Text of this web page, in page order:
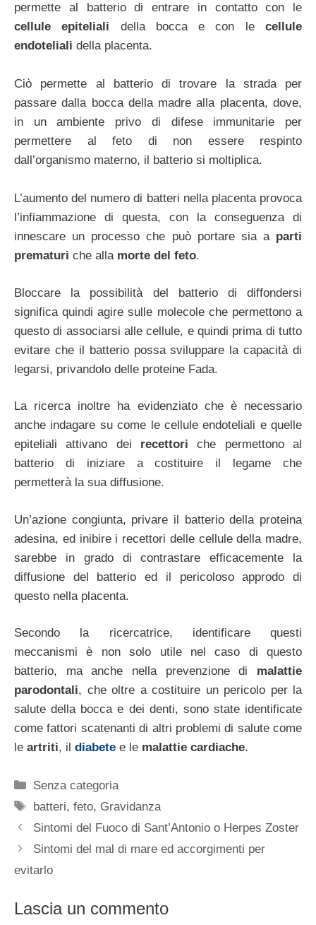
permette al batterio di entrare in contatto con le
cellule epiteliali della bocca e con lecellule
endoteliali della placenta.
Ciò permette al batterio di trovare la strada per
passare dalla bocca della madre alla placenta, dove,
in un ambiente privo di difese immunitarie per
permettere al feto di non essere respinto
dall’organismo materno, il batterio si moltiplica.
L’aumento del numero di batteri nella placenta provoca
l’infiammazione di questa, con la conseguenza di
innescare un processo che può portare sia a parti
prematuri che alla morte del feto.
Bloccare la possibilità del batterio di diffondersi
significa quindi agire sulle molecole che permettono a
questo di associarsi alle cellule, e quindi prima di tutto
evitare che il batterio possa sviluppare la capacità di
legarsi, privandolo delle proteine Fada.
La ricerca inoltre ha evidenziato che è necessario
anche indagare su come le cellule endoteliali e quelle
epiteliali attivano dei recettori che permettono al
batterio di iniziare a costituire il legame che
permetterà la sua diffusione.
Un’azione congiunta, privare il batterio della proteina
adesina, ed inibire i recettori delle cellule della madre,
sarebbe in grado di contrastare efficacemente la
diffusione del batterio ed il pericoloso approdo di
questo nella placenta.
Secondo la ricercatrice, identificare questi
meccanismi è non solo utile nel caso di questo
batterio, ma anche nella prevenzione di malattie
parodontali, che oltre a costituire un pericolo per la
salute della bocca e dei denti, sono state identificate
come fattori scatenanti di altri problemi di salute come
le artriti, il diabete e le malattie cardiache.
Categorie
Senza categoria
Tag
batteri,feto, Gravidanza
Sintomi del Fuoco di Sant’Antonio o Herpes Zoster
Sintomi del mal di mare ed accorgimenti per
evitarlo
Lascia un commento